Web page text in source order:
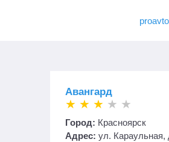
Авангард
Город: Красноярск
Адрес: ул. Караульная,